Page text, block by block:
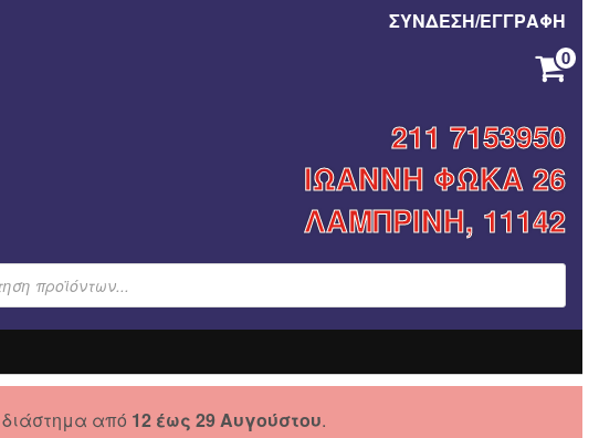
ΣΥΝΔΕΣΗ/ΕΓΓΡΑΦΗ
0
211 7153950
ΙΩΑΝΝΗ ΦΩΚΑ 26
ΛΑΜΠΡΙΝΗ, 11142
από 12 έως 29 Αυγούστου.